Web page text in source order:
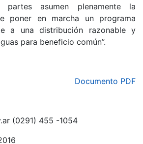
asumen plenamente la
poner en marcha un programa
a una distribución razonable y
para beneficio común”.
Documento PDF
(0291) 455 -1054